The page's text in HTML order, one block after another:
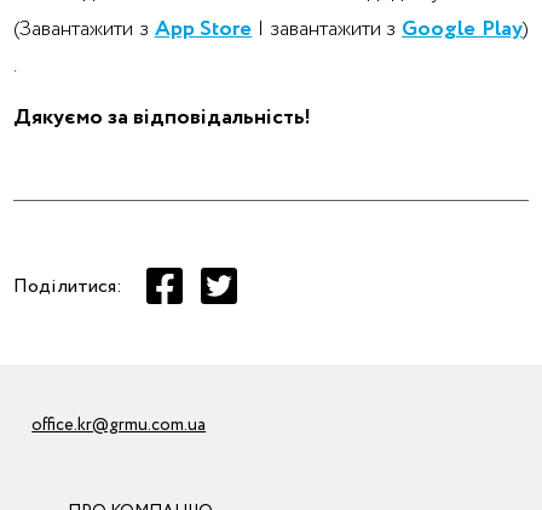
(Завантажити зApp Store| завантажити зGoogle Play)
.
Дякуємо за відповідальність!
Поділитися:
office.kr@grmu.com.ua